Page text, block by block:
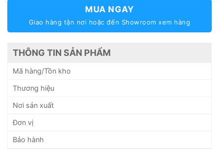
MUA NGAY
Giao hàng tận nơi hoặc đến Showroom xem hàng
THÔNG TIN SẢN PHẨM
Mã hàng/Tồn kho
Thương hiệu
Nơi sản xuất
Đơn vị
Bảo hành